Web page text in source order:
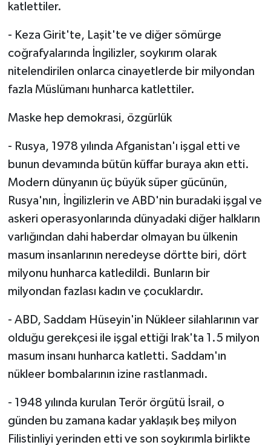
katlettiler.
- Keza Girit'te, Laşit'te ve diğer sömürge
coğrafyalarında İngilizler, soykırım olarak
nitelendirilen onlarca cinayetlerde bir milyondan
fazla Müslümanı hunharca katlettiler.
Maske hep demokrasi, özgürlük
- Rusya, 1978 yılında Afganistan'ı işgal etti ve
bunun devamında bütün küffar buraya akın etti.
Modern dünyanın üç büyük süper gücünün,
Rusya'nın, İngilizlerin ve ABD'nin buradaki işgal ve
askeri operasyonlarında dünyadaki diğer halkların
varlığından dahi haberdar olmayan bu ülkenin
masum insanlarının neredeyse dörtte biri, dört
milyonu hunharca katledildi. Bunların bir
milyondan fazlası kadın ve çocuklardır.
- ABD, Saddam Hüseyin'in Nükleer silahlarının var
olduğu gerekçesi ile işgal ettiği Irak'ta 1.5 milyon
masum insanı hunharca katletti. Saddam'ın
nükleer bombalarının izine rastlanmadı.
- 1948 yılında kurulan Terör örgütü İsrail, o
günden bu zamana kadar yaklaşık beş milyon
Filistinliyi yerinden etti ve son soykırımla birlikte